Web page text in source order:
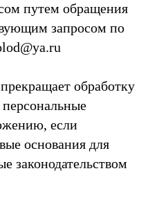
путем обращения
запросом по
обработку
если
основания для
законодательством